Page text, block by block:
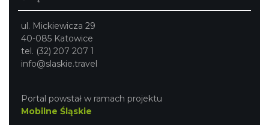
ul. Mickiewicza 29
40-085 Katowice
tel. (32) 207 207 1
info@slaskie.travel
Portal powstał w ramach projektu
Mobilne Śląskie